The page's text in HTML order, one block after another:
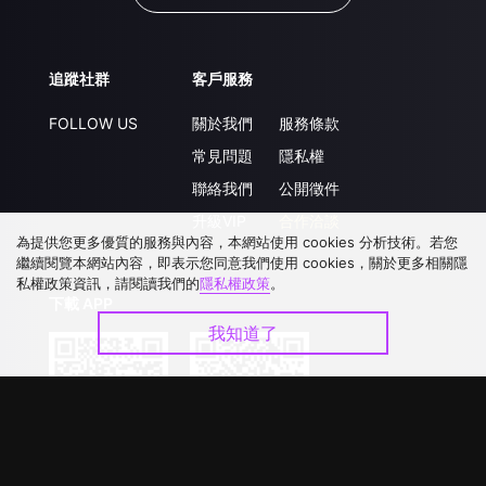
追蹤社群
FOLLOW US
客戶服務
關於我們
常見問題
聯絡我們
服務條款
隱私權
公開徵件
為提供您更多優質的服務與內容，本網站使用 cookies 分析技術。若您
繼續閱覽本網站內容，即表示您同意我們使用 cookies，關於更多相關隱
私權政策資訊，請閱讀我們的隱私權政策。
我知道了